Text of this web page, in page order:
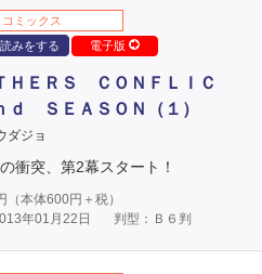
コミックス
みをする
電子版
ＨＥＲＳ ＣＯＮＦＬＩＣ
ＳＥＡＳＯＮ（１）
ダジョ
衝突、第2幕スタート！
（本体600円＋税）
年01月22日
判型：Ｂ６判